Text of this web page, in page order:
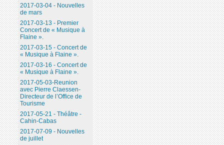
2017-03-04 - Nouvelles
de mars
2017-03-13 - Premier
Concert de « Musique à
Flaine ».
2017-03-15 - Concert de
« Musique à Flaine ».
2017-03-16 - Concert de
« Musique à Flaine ».
2017-05-03-Reunion
avec Pierre Claessen-
Directeur de l’Office de
Tourisme
2017-05-21 - Théâtre -
Cahin-Cabas
2017-07-09 - Nouvelles
de juillet